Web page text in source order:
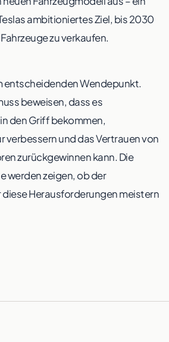
ambitioniertes Ziel, bis 2030
zu verkaufen.
entscheidenden Wendepunkt.
beweisen, dass es
den Griff bekommen,
verbessern und das Vertrauen von
zurückgewinnen kann. Die
werden zeigen, ob der
Herausforderungen meistern